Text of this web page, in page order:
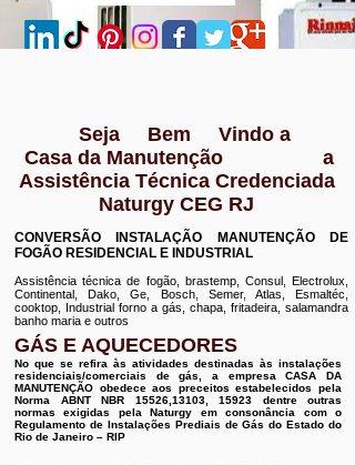
Seja Bem Vindo a
Casa da Manutenção a
Assistência Técnica Credenciada
Naturgy CEG RJ
CONVERSÃO INSTALAÇÃO MANUTENÇÃO DE
FOGÃO RESIDENCIAL E INDUSTRIAL
Assistência técnica de fogão, brastemp, Consul, Electrolux,
Continental, Dako, Ge, Bosch, Semer, Atlas, Esmaltéc,
cooktop, Industrial forno a gás, chapa, fritadeira, salamandra
banho maria e outros
GÁS E AQUECEDORES
No que se refira às atividades destinadas às instalações
residenciais/comerciais de gás, a empresa CASA DA
MANUTENÇÃO obedece aos preceitos estabelecidos pela
Norma ABNT NBR 15526,13103, 15923 dentre outras
normas exigidas pela Naturgy em consonância com o
Regulamento de Instalações Prediais de Gás do Estado do
Rio de Janeiro – RIP